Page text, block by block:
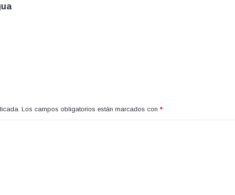
Los campos obligatorios están marcados con *